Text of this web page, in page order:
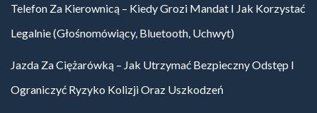
Telefon Za Kierownicą – Kiedy Grozi Mandat I Jak Korzystać
Legalnie (głośnomówiący, Bluetooth, Uchwyt)
Jazda Za Ciężarówką – Jak Utrzymać Bezpieczny Odstęp I
Ograniczyć Ryzyko Kolizji Oraz Uszkodzeń